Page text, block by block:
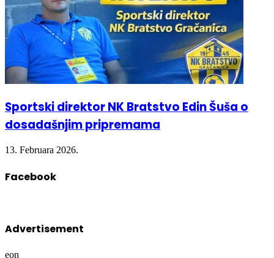
Sportski direktor NK Bratstvo Edin Šuša o
dosadašnjim pripremama
13. Februara 2026.
Facebook
eon